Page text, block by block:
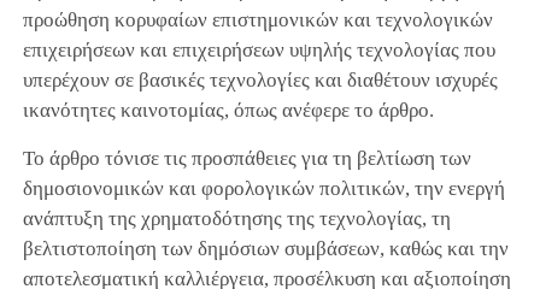
προώθηση κορυφαίων επιστημονικών και τεχνολογικών
επιχειρήσεων και επιχειρήσεων υψηλής τεχνολογίας που
υπερέχουν σε βασικές τεχνολογίες και διαθέτουν ισχυρές
ικανότητες καινοτομίας, όπως ανέφερε το άρθρο.
Το άρθρο τόνισε τις προσπάθειες για τη βελτίωση των
δημοσιονομικών και φορολογικών πολιτικών, την ενεργή
ανάπτυξη της χρηματοδότησης της τεχνολογίας, τη
βελτιστοποίηση των δημόσιων συμβάσεων, καθώς και την
αποτελεσματική καλλιέργεια, προσέλκυση και αξιοποίηση